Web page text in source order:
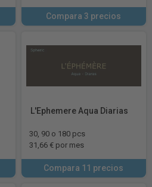
Compara 3 precios
L'Ephemere Aqua Diarias
30, 90 o 180 pcs
31,66 € por mes
Compara 11 precios